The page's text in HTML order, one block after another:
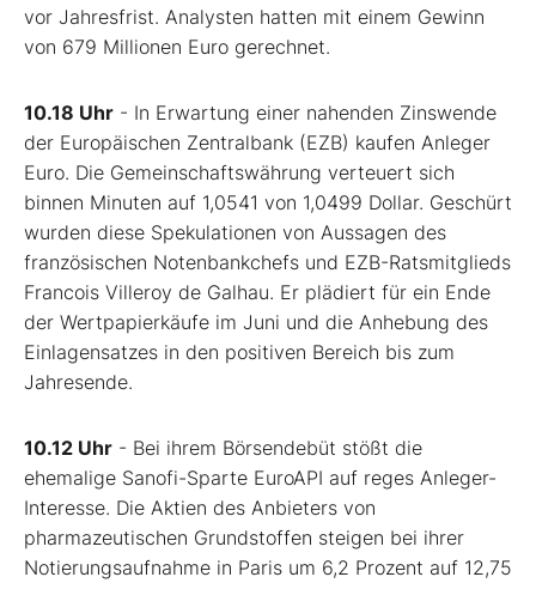
vor Jahresfrist. Analysten hatten mit einem Gewinn
von 679 Millionen Euro gerechnet.
10.18 Uhr - In Erwartung einer nahenden Zinswende
der Europäischen Zentralbank (EZB) kaufen Anleger
Euro. Die Gemeinschaftswährung verteuert sich
binnen Minuten auf 1,0541 von 1,0499 Dollar. Geschürt
wurden diese Spekulationen von Aussagen des
französischen Notenbankchefs und EZB-Ratsmitglieds
Francois Villeroy de Galhau. Er plädiert für ein Ende
der Wertpapierkäufe im Juni und die Anhebung des
Einlagensatzes in den positiven Bereich bis zum
Jahresende.
10.12 Uhr - Bei ihrem Börsendebüt stößt die
ehemalige Sanofi-Sparte EuroAPI auf reges Anleger-
Interesse. Die Aktien des Anbieters von
pharmazeutischen Grundstoffen steigen bei ihrer
Notierungsaufnahme in Paris um 6,2 Prozent auf 12,75